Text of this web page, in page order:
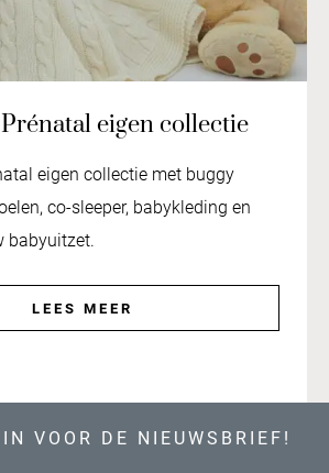
eigen collectie
eigen collectie met buggy
co-sleeper, babykleding en
babyuitzet.
LEES MEER
VOOR DE NIEUWSBRIEF!